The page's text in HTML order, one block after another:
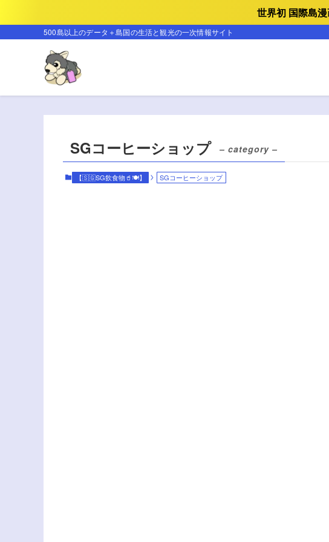
世界初 国際島
500島以上のデータ＋島国の生活と観光の一次情報サイト
SGコーヒーショップ – category –
【🇸🇬SG飲食物🥤🍽️】 SGコーヒーショップ